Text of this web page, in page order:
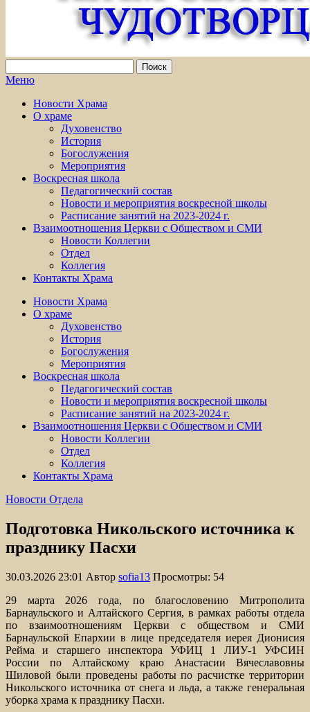
Меню
Новости Храма
О храме
Духовенство
История
Богослужения
Мероприятия
Воскресная школа
Педагогический состав
Новости и мероприятия воскресной школы
Расписание занятий на 2023-2024 г.
Взаимоотношения Церкви с Обществом и СМИ
Новости Коллегии
Отдел
Коллегия
Контакты Храма
Новости Храма
О храме
Духовенство
История
Богослужения
Мероприятия
Воскресная школа
Педагогический состав
Новости и мероприятия воскресной школы
Расписание занятий на 2023-2024 г.
Взаимоотношения Церкви с Обществом и СМИ
Новости Коллегии
Отдел
Коллегия
Контакты Храма
Новости Отдела
Подготовка Никольского источника к
празднику Пасхи
30.03.2026 23:01 Автор sofia13 Просмотры: 54
29 марта 2026 года, по благословению Митрополита
Барнаульского и Алтайского Сергия, в рамках работы отдела
по взаимоотношениям Церкви с обществом и СМИ
Барнаульской Епархии в лице председателя иерея Дионисия
Рейма и старшего инспектора УФИЦ 1 ЛИУ-1 УФСИН
России по Алтайскому краю Анастасии Вячеславовны
Шиловой были проведены работы по расчистке территории
Никольского источника от снега и льда, а также генеральная
уборка храма к празднику Пасхи.